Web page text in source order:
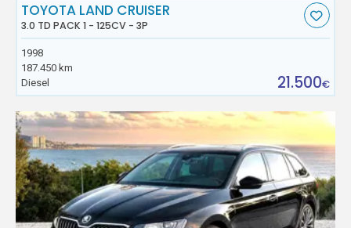
TOYOTA LAND CRUISER
3.0 TD PACK 1 - 125CV - 3P
1998
187.450 km
Diesel
21.500€